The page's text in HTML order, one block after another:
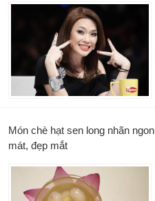
Món chè hạt sen long nhãn ngon
mát, đẹp mắt